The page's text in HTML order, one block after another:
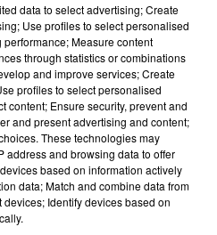
500 et 1 500 euros
tribunal n’a pas retenu le
le souhaitaient les parties
Hertz, présidente de
victimes de l’amiante en
une épée de Damoclès
tomber malade à
pleurales voire pire le
a malheureusement
d’anxiété".
data to select advertising; Create
Use profiles to select personalised
Measure content
through statistics or combinations
and improve services; Create
profiles to select personalised
content; Ensure security, prevent and
and present advertising and content;
These technologies may
address and browsing data to offer
based on information actively
data; Match and combine data from
Identify devices based on